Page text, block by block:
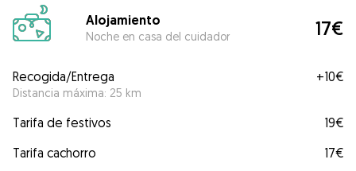
Alojamiento
Noche en casa del cuidador 17€
Recogida/Entrega
Distancia máxima: 25 km
+10€
Tarifa de festivos
19€
Tarifa cachorro
17€